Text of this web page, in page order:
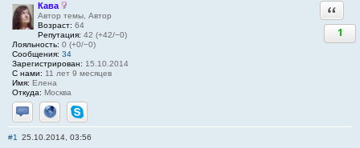
Кава
Автор темы, Автор
Возраст: 64
Репутация: 42 (+42/−0)
Лояльность: 0 (+0/−0)
Сообщения: 34
Зарегистрирован: 15.10.2014
С нами: 11 лет 9 месяцев
Имя: Елена
Откуда: Москва
Отправить личное сообщение
СайтSkype
1
#1 25.10.2014, 03:56